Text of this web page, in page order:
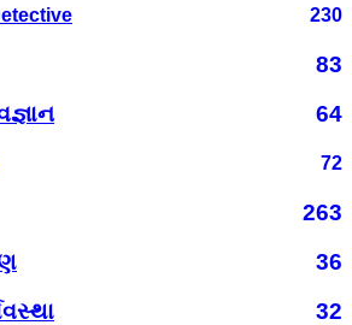
230
83
64
72
263
36
32